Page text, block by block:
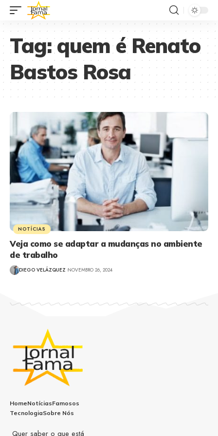
Tag:quem é Renato
Bastos Rosa
NOTÍCIAS
Veja como se adaptar a mudanças no ambiente
de trabalho
DIEGO VELÁZQUEZ NOVEMBRO 26, 2024
HomeNotíciasFamosos
TecnologiaSobre Nós
Quer saber o que está